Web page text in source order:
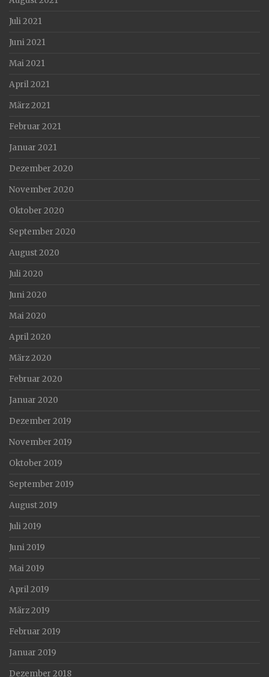
Juli 2021
Juni 2021
Mai 2021
April 2021
März 2021
Februar 2021
Januar 2021
Dezember 2020
November 2020
Oktober 2020
September 2020
August 2020
Juli 2020
Juni 2020
Mai 2020
April 2020
März 2020
Februar 2020
Januar 2020
Dezember 2019
November 2019
Oktober 2019
September 2019
August 2019
Juli 2019
Juni 2019
Mai 2019
April 2019
März 2019
Februar 2019
Januar 2019
Dezember 2018